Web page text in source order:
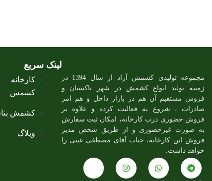
مجموعه تولیدی کشمش آراد از سال 1394 در
زمینه تولید انواع کشمش در شهر تاکستان و
فروش مستقیم آن هم در بازار داخل و هم امر
صادرات ، شروع به فعالیت کرده و علاوه بر
فروش حضوری درب کارخانه، امکان ثبت سفارش
به صورت غیرحضوری و از طریق شخص مدیر
فروش این کارخانه، جناب آقای مصطفی عینی را
خواهد داشت.
T
e
W
h
I
n
k
لینک سریع
کارخانه
کشمش
کشمش
وبلاگ